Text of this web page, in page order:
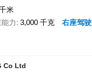
米
力 3,000 千克 右座驾驶
Co Ltd